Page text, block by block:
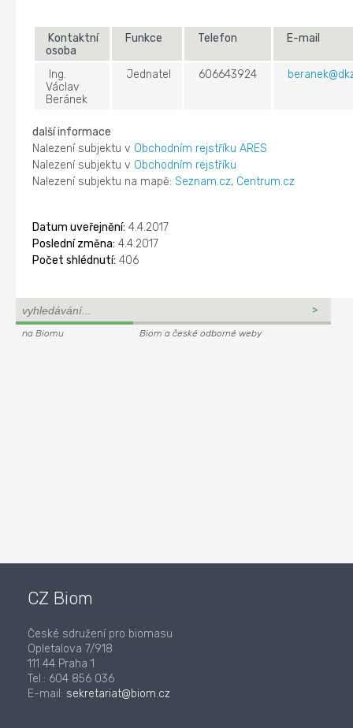
Kontaktní
osoba
Funkce Telefon E-mail
Ing.
Václav
Beránek
Jednatel 606643924
další informace
Nalezení subjektu v Obchodním rejstříku ARES
Nalezení subjektu v Obchodním rejstříku
Nalezení subjektu na mapě: Seznam.cz, Centrum.cz
Datum uveřejnění: 4.4.2017
Poslední změna: 4.4.2017
Počet shlédnutí: 406
na Biomu Biom a české odborné weby
CZ Biom
České sdružení pro biomasu
Opletalova 7/918
111 44 Praha 1
Tel.: 604 856 036
E-mail: sekretariat@biom.cz